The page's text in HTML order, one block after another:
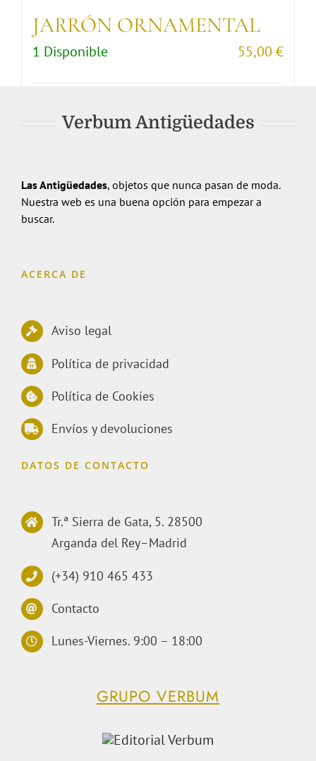
JARRÓN ORNAMENTAL
1 Disponible 55,00 €
Verbum Antigüedades
Las Antigüedades, objetos que nunca pasan de moda.
Nuestra web es una buena opción para empezar a
buscar.
ACERCA DE
Aviso legal
Política de privacidad
Política de Cookies
Envíos y devoluciones
DATOS DE CONTACTO
Tr.ª Sierra de Gata, 5. 28500
Arganda del Rey–Madrid
(+34) 910 465 433
Contacto
Lunes-Viernes. 9:00 – 18:00
GRUPO VERBUM